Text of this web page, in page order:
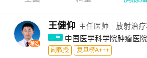
精选
王健仰 主任医师 放射治
三甲 中国医学科学院肿瘤医院
副教授
复旦榜A+++